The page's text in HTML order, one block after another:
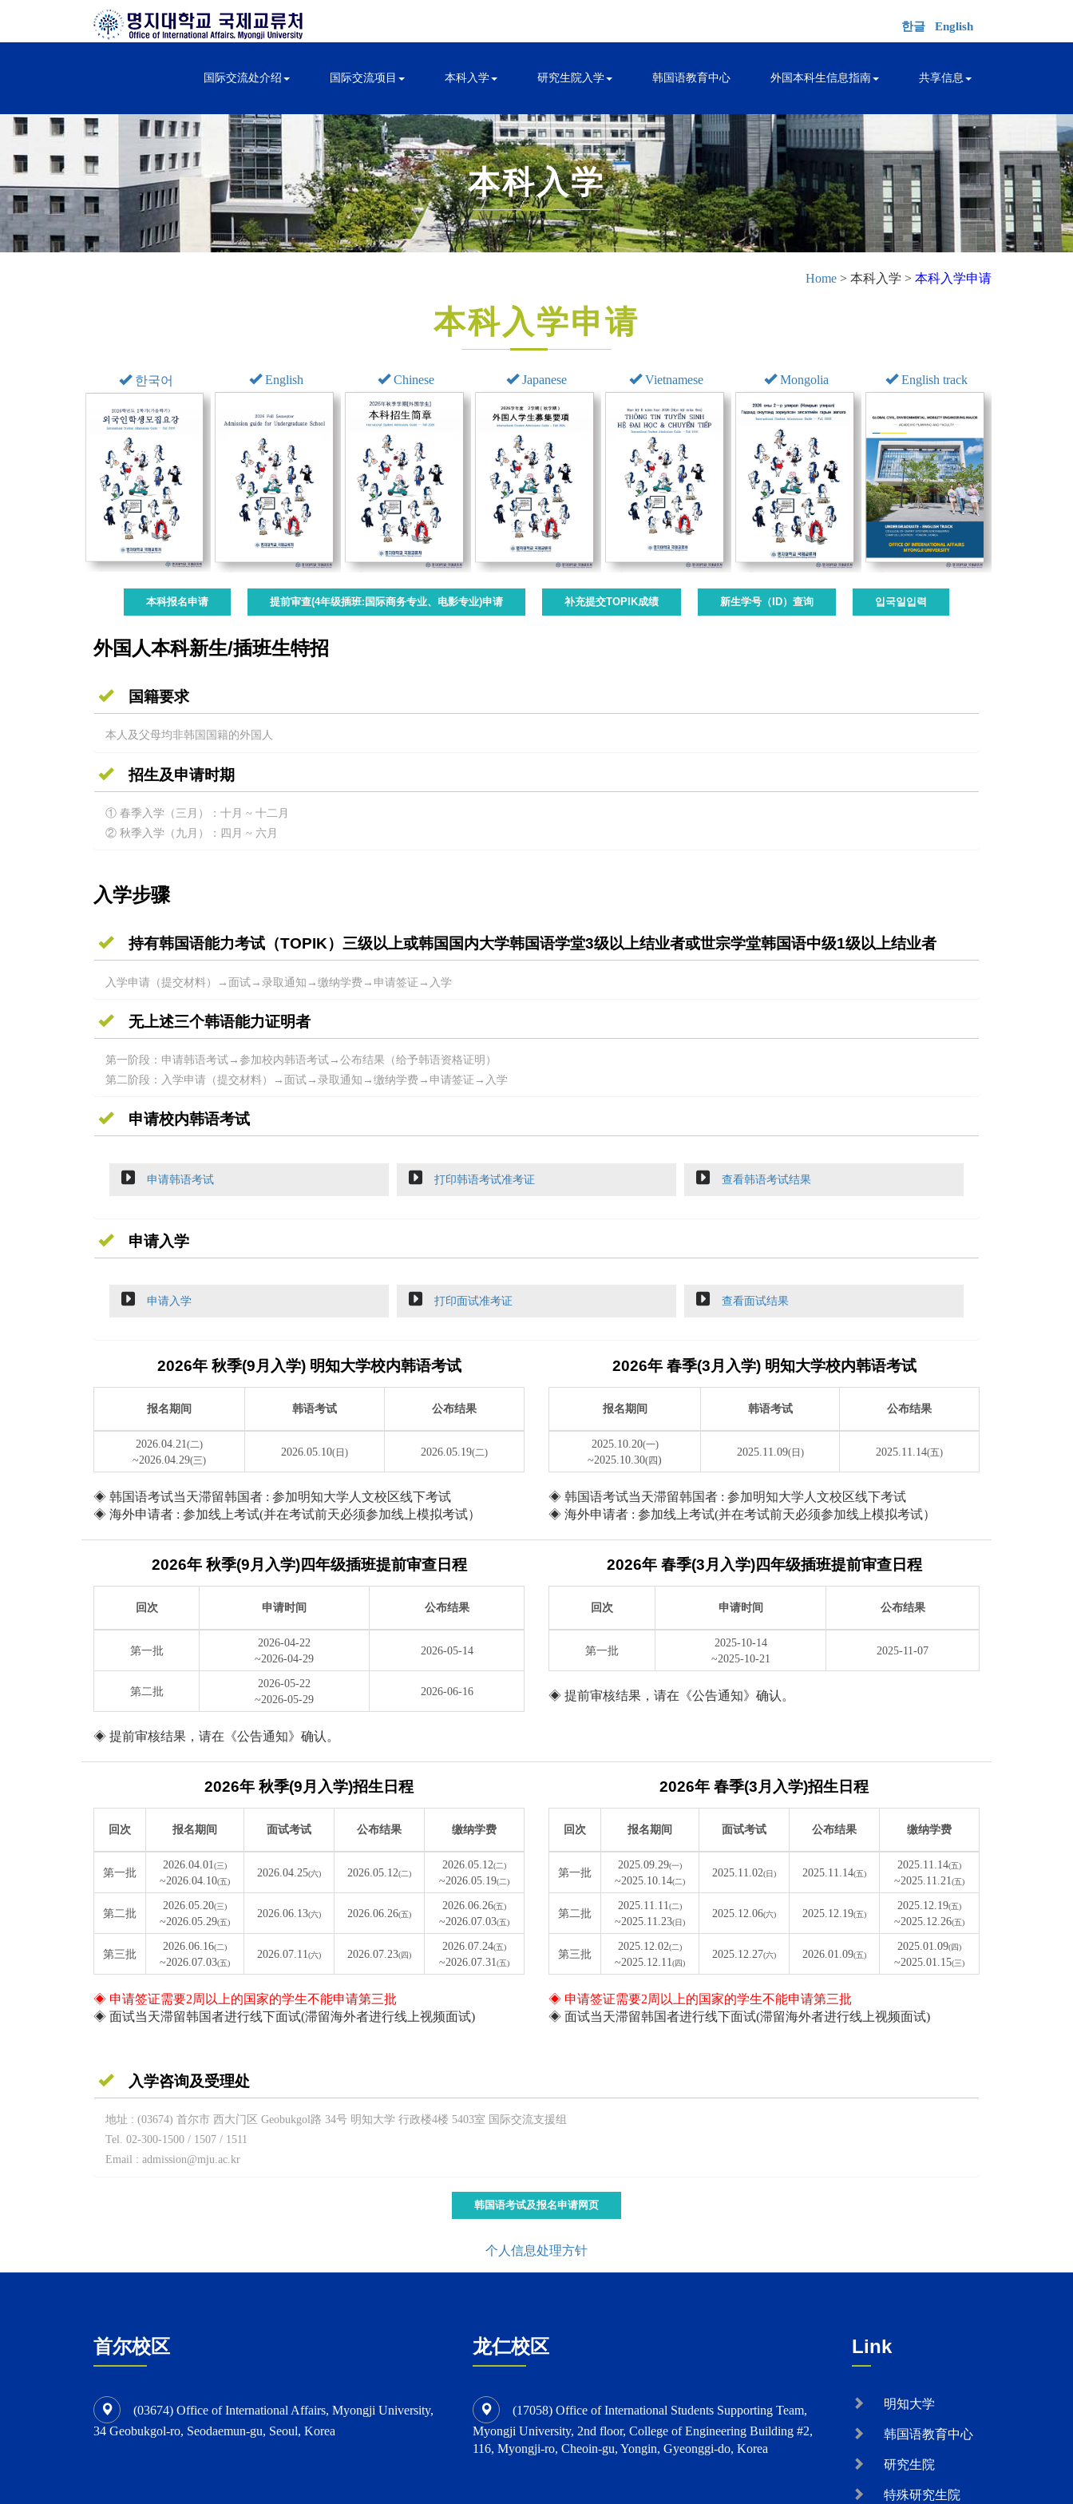
한글 English
国际交流处介绍 国际交流项目 本科入学 研究生院入学 韩国语教育中心 外国本科生信息指南 共享信息
本科入学
Home > 本科入学 > 本科入学申请
本科入学申请
한국어 English Chinese Japanese Vietnamese Mongolia English track
本科报名申请 提前审查(4年级插班:国际商务专业、电影专业)申请 补充提交TOPIK成绩 新生学号（ID）查询 입국일입력
外国人本科新生/插班生特招
国籍要求
本人及父母均非韩国国籍的外国人
招生及申请时期
① 春季入学（三月）：十月 ~ 十二月
② 秋季入学（九月）：四月 ~ 六月
入学步骤
持有韩国语能力考试（TOPIK）三级以上或韩国国内大学韩国语学堂3级以上结业者或世宗学堂韩国语中级1级以上结业者
入学申请（提交材料）→面试→录取通知→缴纳学费→申请签证→入学
无上述三个韩语能力证明者
第一阶段：申请韩语考试→参加校内韩语考试→公布结果（给予韩语资格证明）
第二阶段：入学申请（提交材料）→面试→录取通知→缴纳学费→申请签证→入学
申请校内韩语考试
申请韩语考试 打印韩语考试准考证 查看韩语考试结果
申请入学
申请入学 打印面试准考证 查看面试结果
2026年 秋季(9月入学) 明知大学校内韩语考试
报名期间 韩语考试 公布结果
2026.04.21(二)
~2026.04.29(三)
2026.05.10(日) 2026.05.19(二)
◈ 韩国语考试当天滞留韩国者 : 参加明知大学人文校区线下考试
◈ 海外申请者 : 参加线上考试(并在考试前天必须参加线上模拟考试）
2026年 春季(3月入学) 明知大学校内韩语考试
报名期间 韩语考试 公布结果
2025.10.20(一)
~2025.10.30(四)
2025.11.09(日) 2025.11.14(五)
◈ 韩国语考试当天滞留韩国者 : 参加明知大学人文校区线下考试
◈ 海外申请者 : 参加线上考试(并在考试前天必须参加线上模拟考试）
2026年 秋季(9月入学)四年级插班提前审查日程
回次 申请时间 公布结果
第一批
2026-04-22
~2026-04-29
2026-05-14
第二批
2026-05-22
~2026-05-29
2026-06-16
◈ 提前审核结果，请在《公告通知》确认。
2026年 春季(3月入学)四年级插班提前审查日程
回次 申请时间 公布结果
第一批
2025-10-14
~2025-10-21
2025-11-07
◈ 提前审核结果，请在《公告通知》确认。
2026年 秋季(9月入学)招生日程
回次 报名期间 面试考试 公布结果 缴纳学费
第一批
2026.04.01(三)
~2026.04.10(五)
2026.04.25(六) 2026.05.12(二)
2026.05.12(二)
~2026.05.19(二)
第二批
2026.05.20(三)
~2026.05.29(五)
2026.06.13(六) 2026.06.26(五)
2026.06.26(五)
~2026.07.03(五)
第三批
2026.06.16(二)
~2026.07.03(五)
2026.07.11(六) 2026.07.23(四)
2026.07.24(五)
~2026.07.31(五)
◈ 申请签证需要2周以上的国家的学生不能申请第三批
◈ 面试当天滞留韩国者进行线下面试(滞留海外者进行线上视频面试)
2026年 春季(3月入学)招生日程
回次 报名期间 面试考试 公布结果 缴纳学费
第一批
2025.09.29(一)
~2025.10.14(二)
2025.11.02(日) 2025.11.14(五)
2025.11.14(五)
~2025.11.21(五)
第二批
2025.11.11(二)
~2025.11.23(日)
2025.12.06(六) 2025.12.19(五)
2025.12.19(五)
~2025.12.26(五)
第三批
2025.12.02(二)
~2025.12.11(四)
2025.12.27(六) 2026.01.09(五)
2025.01.09(四)
~2025.01.15(三)
◈ 申请签证需要2周以上的国家的学生不能申请第三批
◈ 面试当天滞留韩国者进行线下面试(滞留海外者进行线上视频面试)
入学咨询及受理处
地址 : (03674) 首尔市 西大门区 Geobukgol路 34号 明知大学 行政楼4楼 5403室 国际交流支援组
Tel. 02-300-1500 / 1507 / 1511
Email : admission@mju.ac.kr
韩国语考试及报名申请网页
个人信息处理方针
首尔校区
(03674) Office of International Affairs, Myongji University,
34 Geobukgol-ro, Seodaemun-gu, Seoul, Korea
龙仁校区
(17058) Office of International Students Supporting Team,
Myongji University, 2nd floor, College of Engineering Building #2,
116, Myongji-ro, Cheoin-gu, Yongin, Gyeonggi-do, Korea
Link
明知大学
韩国语教育中心
研究生院
特殊研究生院